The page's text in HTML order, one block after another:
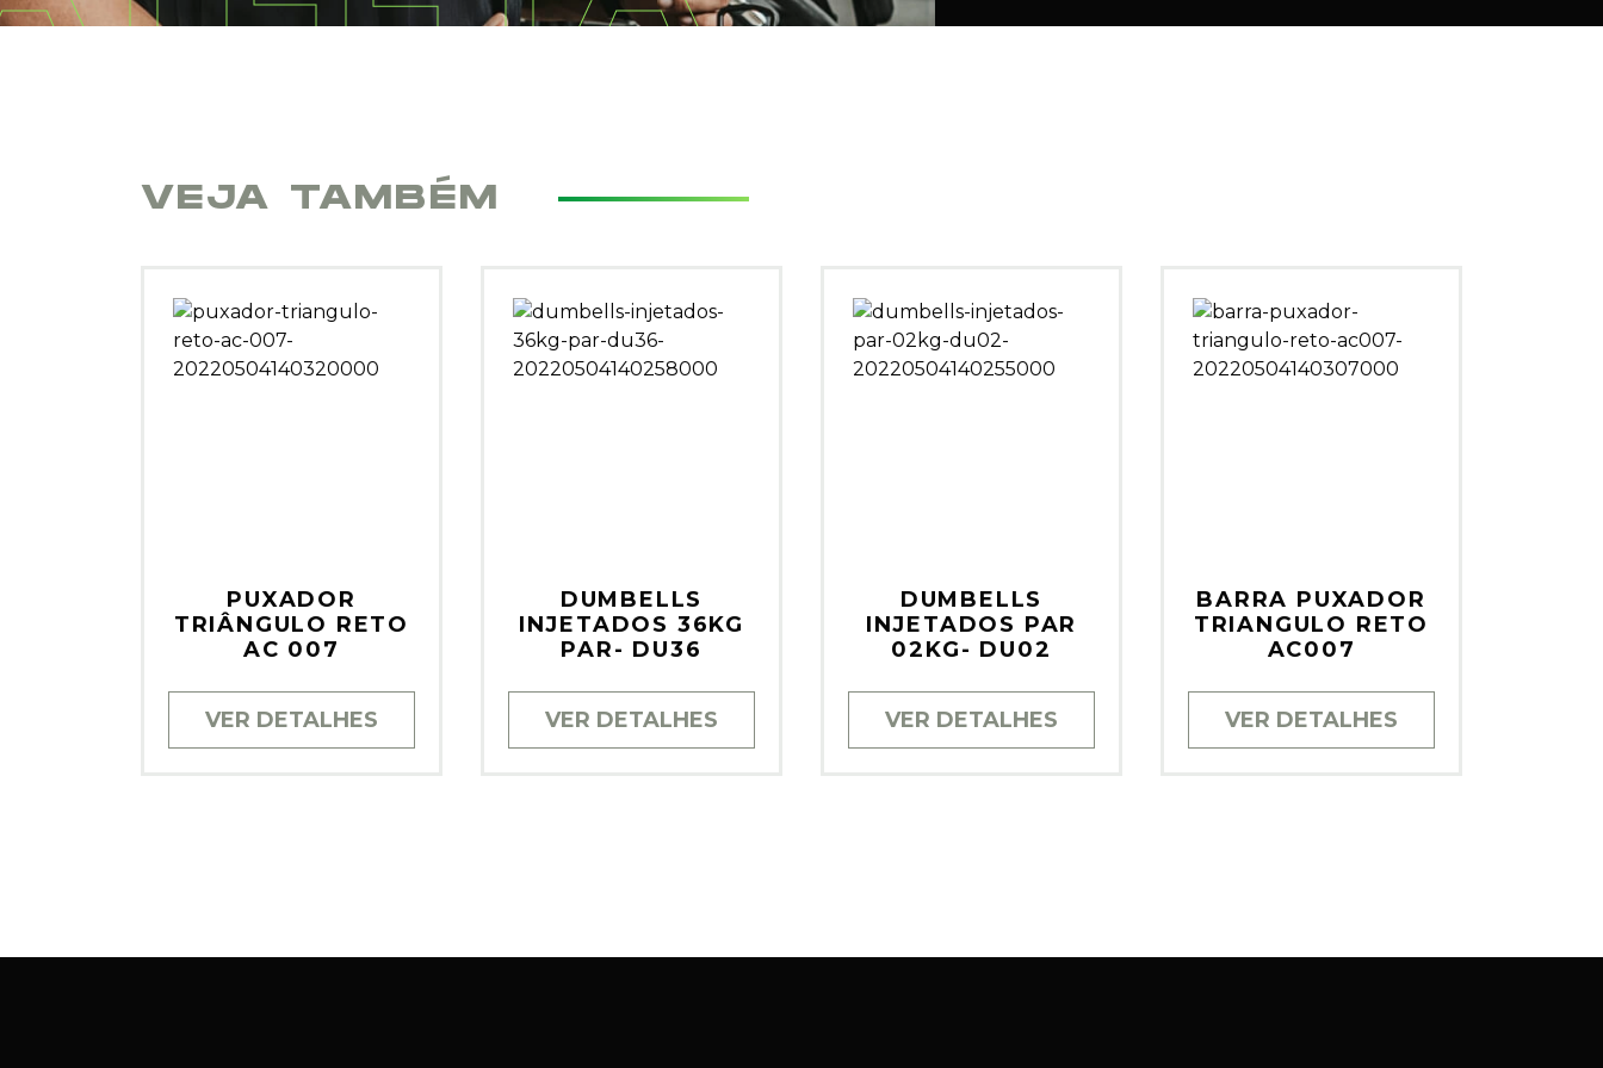
VEJA TAMBÉM
PUXADOR
TRIÂNGULO RETO
AC 007
VER DETALHES
DUMBELLS
INJETADOS 36KG
PAR- DU36
VER DETALHES
DUMBELLS
INJETADOS PAR
02KG- DU02
VER DETALHES
BARRA PUXADOR
TRIANGULO RETO
AC007
VER DETALHES